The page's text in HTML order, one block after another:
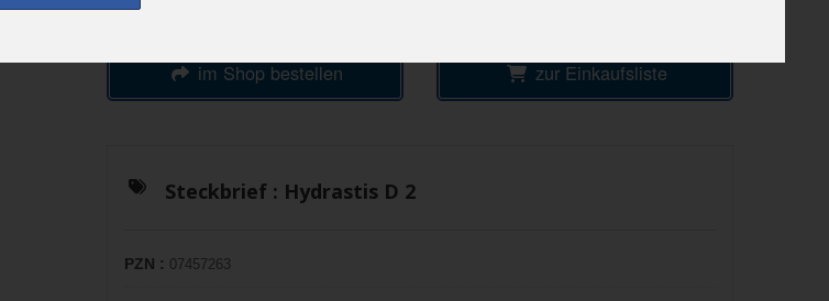
im Shop bestellen zur Einkaufsliste
Steckbrief : Hydrastis D 2
PZN : 07457263